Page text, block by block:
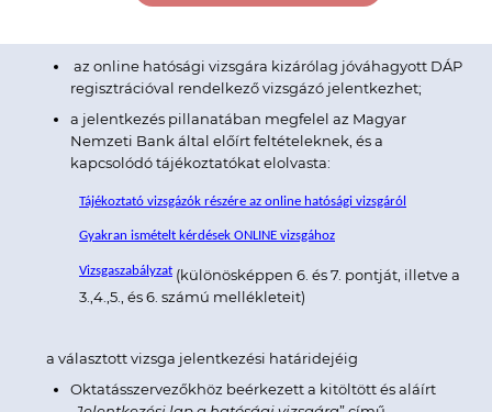
az online hatósági vizsgára kizárólag jóváhagyott DÁP
regisztrációval rendelkező vizsgázó jelentkezhet;
a jelentkezés pillanatában megfelel az Magyar
Nemzeti Bank által előírt feltételeknek, és a
kapcsolódó tájékoztatókat elolvasta:
Tájékoztató vizsgázók részére az online hatósági vizsgáról
Gyakran ismételt kérdések ONLINE vizsgához
Vizsgaszabályzat (különösképpen 6. és 7. pontját, illetve a
3.,4.,5., és 6. számú mellékleteit)
a választott vizsga jelentkezési határidejéig
Oktatásszervezőkhöz beérkezett a kitöltött és aláírt